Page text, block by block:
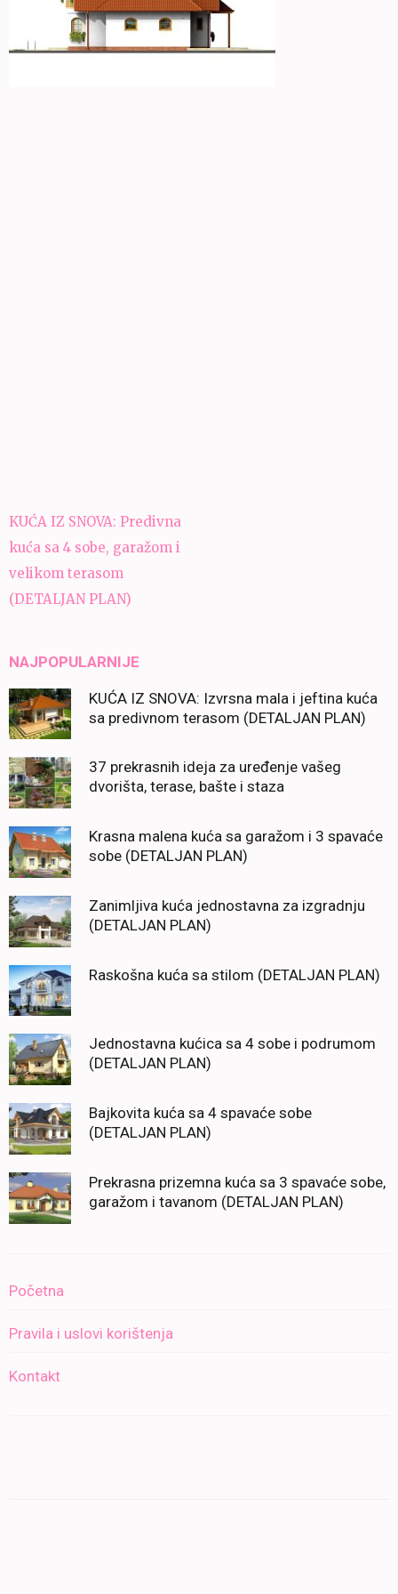
Navigacija
članaka
KUĆA IZ SNOVA: Predivna
kuća sa 4 sobe, garažom i
velikom terasom
(DETALJAN PLAN)
NAJPOPULARNIJE
KUĆA IZ SNOVA: Izvrsna mala i jeftina kuća
sa predivnom terasom (DETALJAN PLAN)
37 prekrasnih ideja za uređenje vašeg
dvorišta, terase, bašte i staza
Krasna malena kuća sa garažom i 3 spavaće
sobe (DETALJAN PLAN)
Zanimljiva kuća jednostavna za izgradnju
(DETALJAN PLAN)
Raskošna kuća sa stilom (DETALJAN PLAN)
Jednostavna kućica sa 4 sobe i podrumom
(DETALJAN PLAN)
Bajkovita kuća sa 4 spavaće sobe
(DETALJAN PLAN)
Prekrasna prizemna kuća sa 3 spavaće sobe,
garažom i tavanom (DETALJAN PLAN)
Početna
Pravila i uslovi korištenja
Kontakt